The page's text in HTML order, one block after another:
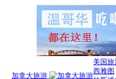
加拿大旅游
美国
西雅图